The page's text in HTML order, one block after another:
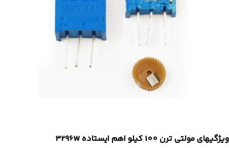
ویژگیهای مولتی ترن 100 کیلو اهم ایستاده 3296W